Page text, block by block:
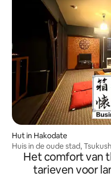
Hut in Hakodate
Huis in de oude stad,
gerenoveerd. Japans huis/
Het comfort van
tarieven voor